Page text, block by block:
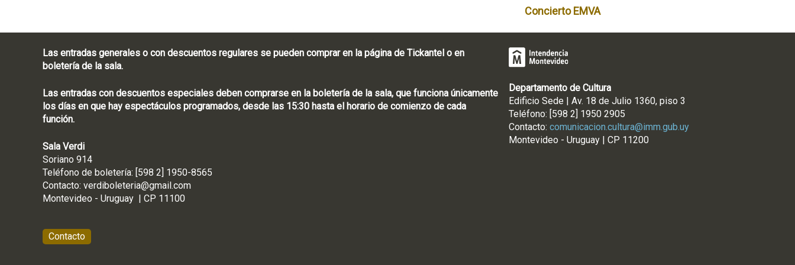
Concierto EMVA
Las entradas generales o con descuentos regulares se pueden comprar en la página de Tickantel o en
boletería de la sala.
Las entradas con descuentos especiales deben comprarse en la boletería de la sala, que funciona únicamente
los días en que hay espectáculos programados, desde las 15:30 hasta el horario de comienzo de cada
función.
Sala Verdi
Soriano 914
Teléfono de boletería: [598 2] 1950-8565
Contacto: verdiboleteria@gmail.com
Montevideo - Uruguay | CP 11100
Contacto
Departamento de Cultura
Edificio Sede | Av. 18 de Julio 1360, piso 3
Teléfono: [598 2] 1950 2905
Contacto: comunicacion.cultura@imm.gub.uy
Montevideo - Uruguay | CP 11200